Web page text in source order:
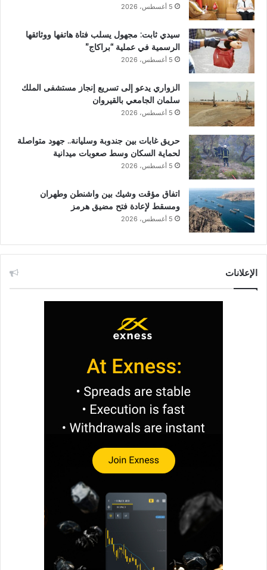
5 أغسطس، 2026
سيدي ثابت: مجهول يسلب فتاة هاتفها ووثائقها
الرسمية في عملية “براكاج”
5 أغسطس، 2026
الزواري يدعو إلى تسريع إنجاز مستشفى الملك
سلمان الجامعي بالقيروان
5 أغسطس، 2026
حريق غابات بين جندوبة وسليانة.. جهود متواصلة
لحماية السكان وسط صعوبات ميدانية
5 أغسطس، 2026
اتفاق مؤقت وشيك بين واشنطن وطهران
ومسقط لإعادة فتح مضيق هرمز
5 أغسطس، 2026
الإعلانات